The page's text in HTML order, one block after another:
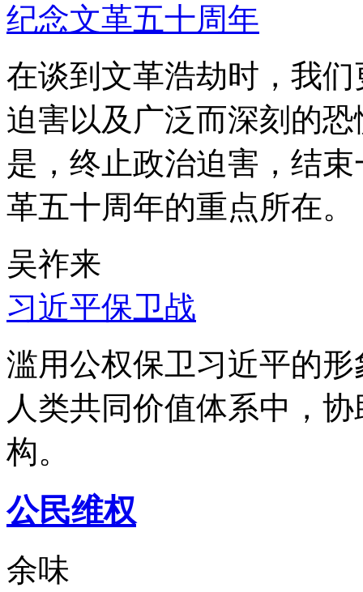
纪念文革五十周年
在谈到文革浩劫时，我
迫害以及广泛而深刻的
是，终止政治迫害，结
革五十周年的重点所在。
吴祚来
习近平保卫战
滥用公权保卫习近平的
人类共同价值体系中，
构。
公民维权
余味